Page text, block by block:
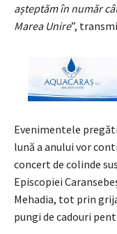
așteptăm în număr
Marea Unire”,
Evenimentele
lună a anului vor
concert de colinde
Episcopiei
Mehadia, tot prin
pungi de cadouri